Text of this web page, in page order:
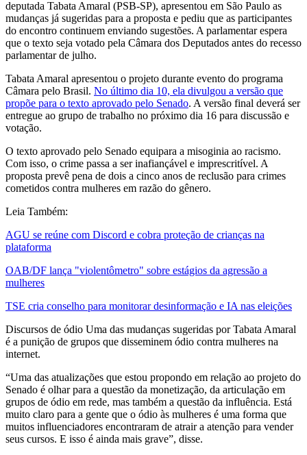
deputada Tabata Amaral (PSB-SP), apresentou em São Paulo as
mudanças já sugeridas para a proposta e pediu que as participantes
do encontro continuem enviando sugestões. A parlamentar espera
que o texto seja votado pela Câmara dos Deputados antes do recesso
parlamentar de julho.
Tabata Amaral apresentou o projeto durante evento do programa
Câmara pelo Brasil. No último dia 10, ela divulgou a versão que
propõe para o texto aprovado pelo Senado. A versão final deverá ser
entregue ao grupo de trabalho no próximo dia 16 para discussão e
votação.
O texto aprovado pelo Senado equipara a misoginia ao racismo.
Com isso, o crime passa a ser inafiançável e imprescritível. A
proposta prevê pena de dois a cinco anos de reclusão para crimes
cometidos contra mulheres em razão do gênero.
Leia Também:
AGU se reúne com Discord e cobra proteção de crianças na
plataforma
OAB/DF lança "violentômetro" sobre estágios da agressão a
mulheres
TSE cria conselho para monitorar desinformação e IA nas eleições
Discursos de ódio Uma das mudanças sugeridas por Tabata Amaral
é a punição de grupos que disseminem ódio contra mulheres na
internet.
“Uma das atualizações que estou propondo em relação ao projeto do
Senado é olhar para a questão da monetização, da articulação em
grupos de ódio em rede, mas também a questão da influência. Está
muito claro para a gente que o ódio às mulheres é uma forma que
muitos influenciadores encontraram de atrair a atenção para vender
seus cursos. E isso é ainda mais grave”, disse.